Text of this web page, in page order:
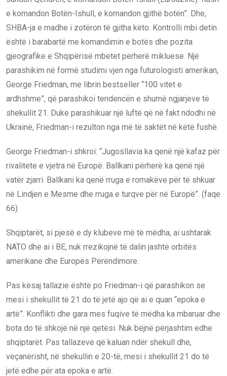
e komandon Botën-Ishull, e komandon gjithë botën”. Dhe,
SHBA-ja e madhe i zotëron të gjitha këto. Kontrolli mbi detin
është i barabartë me komandimin e botës dhe pozita
gjeografike e Shqipërisë mbetet përherë mikluese. Një
parashikim në formë studimi vjen nga futurologisti amerikan,
George Friedman, me librin bestseller “100 vitet e
ardhshme”, që parashikoi tendencën e shumë ngjarjeve të
shekullit 21. Duke parashikuar një luftë që në fakt ndodhi në
Ukrainë, Friedman-i rezulton nga më të saktët në këtë fushë.
George Friedman-i shkroi: “Jugosllavia ka qenë një kafaz për
rivalitete e vjetra në Europë. Ballkani përherë ka qenë një
vatër zjarri. Ballkani ka qenë rruga e romakëve për të shkuar
në Lindjen e Mesme dhe rruga e turqve për në Europë”. (faqe
66)
Shqiptarët, si pjesë e dy klubeve më të mëdha, ai ushtarak
NATO dhe ai i BE, nuk rrezikojnë të dalin jashtë orbitës
amerikane dhe Europës Perëndimore.
Pas kësaj tallazie është po Friedman-i që parashikon se
mesi i shekullit të 21 do të jetë ajo që ai e quan “epoka e
artë”. Konflikti dhe gara mes fuqive të mëdha ka mbaruar dhe
bota do të shkojë në një qetësi. Nuk bëjnë përjashtim edhe
shqiptarët. Pas tallazeve që kaluan ndër shekull dhe,
veçanërisht, në shekullin e 20-të, mesi i shekullit 21 do të
jetë edhe për ata epoka e artë.